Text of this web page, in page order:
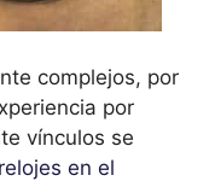
complejos, por
por
vínculos se
en el